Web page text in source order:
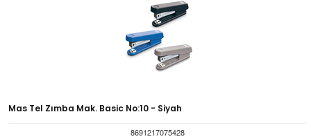
Mas Tel Zımba Mak. Basic No:10 - Siyah
8691217075428